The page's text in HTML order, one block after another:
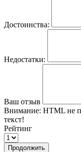
Достоинства:
Недостатки:
Ваш отзыв
Внимание: HTML не
текст!
Рейтинг
Продолжить